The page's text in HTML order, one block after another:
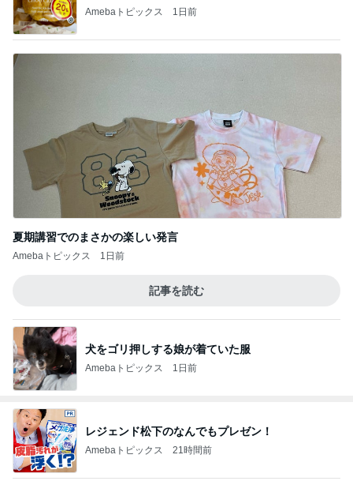
Amebaトピックス 1日前
夏期講習でのまさかの楽しい発言
Amebaトピックス 1日前
記事を読む
犬をゴリ押しする娘が着ていた服
Amebaトピックス 1日前
レジェンド松下のなんでもプレゼン！
Amebaトピックス 21時間前